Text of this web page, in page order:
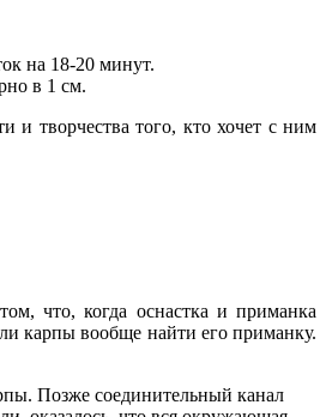
на 18-20 минут.
в 1 см.
и творчества того, кто хочет с ним
что, когда ос­настка и приманка
карпы вообще найти его приманку.
Позже соединительный канал